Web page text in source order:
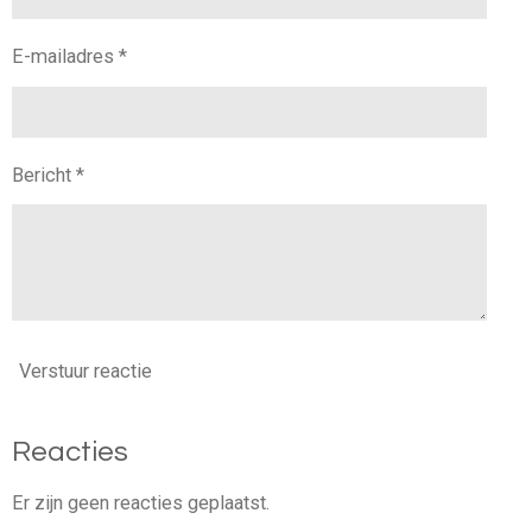
E-mailadres *
Bericht *
Verstuur reactie
Reacties
Er zijn geen reacties geplaatst.